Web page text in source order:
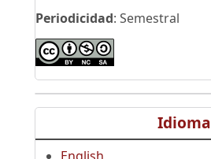
Periodicidad: Semestral
Idioma